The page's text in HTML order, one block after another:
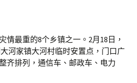
情最重的8个乡镇之一。2月18日，
河家镇大河村临时安置点，门口广
齐排列，通信车、邮政车、电力